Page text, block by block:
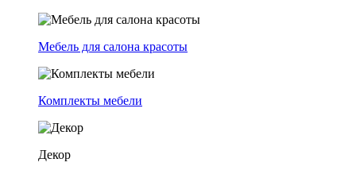
Мебель для салона красоты
Комплекты мебели
Декор